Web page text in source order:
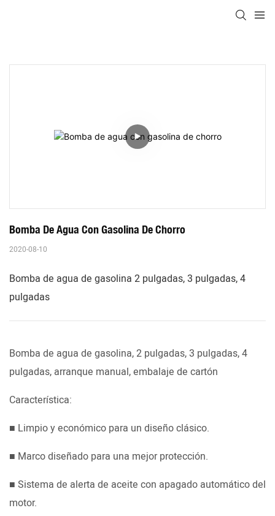
Bomba De Agua Con Gasolina De Chorro
2020-08-10
Bomba de agua de gasolina 2 pulgadas, 3 pulgadas, 4
pulgadas
Bomba de agua de gasolina, 2 pulgadas, 3 pulgadas, 4
pulgadas, arranque manual, embalaje de cartón
Característica:
■ Limpio y económico para un diseño clásico.
■ Marco diseñado para una mejor protección.
■ Sistema de alerta de aceite con apagado automático del
motor.